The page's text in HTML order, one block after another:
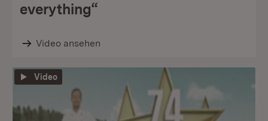
everything“
Video ansehen
Video